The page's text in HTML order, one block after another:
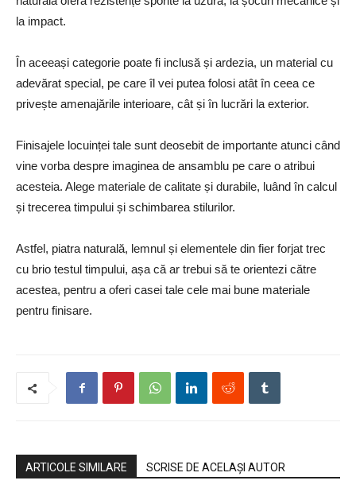
la impact.
În aceeași categorie poate fi inclusă și ardezia, un material cu
adevărat special, pe care îl vei putea folosi atât în ceea ce
privește amenajările interioare, cât și în lucrări la exterior.
Finisajele locuinței tale sunt deosebit de importante atunci când
vine vorba despre imaginea de ansamblu pe care o atribui
acesteia. Alege materiale de calitate și durabile, luând în calcul
și trecerea timpului și schimbarea stilurilor.
Astfel, piatra naturală, lemnul și elementele din fier forjat trec
cu brio testul timpului, așa că ar trebui să te orientezi către
acestea, pentru a oferi casei tale cele mai bune materiale
pentru finisare.
ARTICOLE SIMILARE SCRISE DE ACELAȘI AUTOR